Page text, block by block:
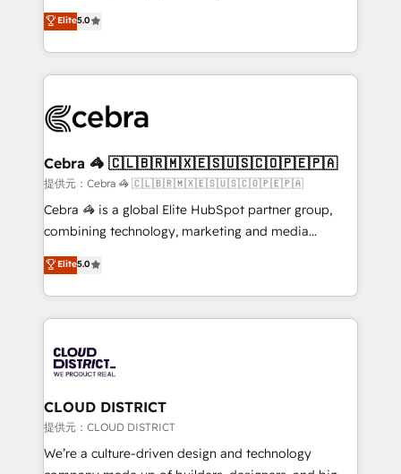
SOC 2 Type II and ISO 27001 certified, reinforcing
our commitment to data security and compliance. At
house team of certified CRM architects, experts,
developers, designers, and marketers handles all
aspects of your HubSpot. ✨ 400+ global clients ✨
100+ seamless migrations from 15+ different CRMs
implementations, and 5,000+ pages ✨ CS: Clients
CS: 245% organic growth & +751% new visitors for a
full-funnel HubSpot project ✨ CS: 415% conversion
boost with a new HubSpot site Recognized leaders:
🏆 HubSpot Platform Migration Impact Award 🏆
Inbound Campaign of the Year 🏆 Gold AVA Digital
Award for Best Website 🌟 Accreditations: CRM
Elite5.0
Cebra 🦓 🇨🇱🇧🇷🇲🇽🇪🇸🇺🇸🇨🇴🇵🇪🇵🇦
提供元：Cebra 🦓 🇨🇱🇧🇷🇲🇽🇪🇸🇺🇸🇨🇴🇵🇪🇵🇦
Cebra 🦓 is a global Elite HubSpot partner group,
combining technology, marketing and media
expertise across Latin America and Southern
Europe, with teams across 7 countries. Born in Chile,
we combine local insight with international reach to
help businesses grow through technology, creativity,
500+ HubSpot implementations, building end-to-
end solutions that integrate CRM, AI automation,
inbound and loop marketing, content, and digital
creativity. Our multicultural team works in Spanish,
Portuguese, and English to design scalable strategies
that drive measurable growth. 🌎 Highlights: • 10+
Elite5.0
CLOUD DISTRICT
提供元：CLOUD DISTRICT
We’re a culture-driven design and technology